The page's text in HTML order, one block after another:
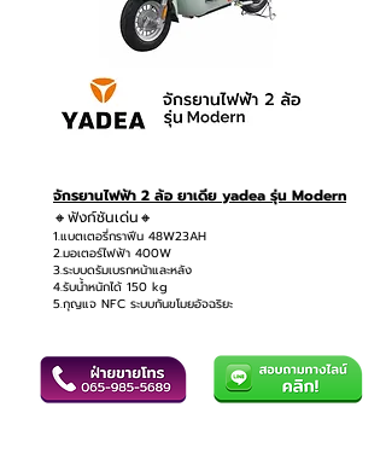
จักรยานไฟฟ้า 2 ล้อ ยาเดีย yadea รุ่น Modern
🔸ฟังก์ชันเด่น🔸
1.แบตเตอรี่กราฟีน 48W23AH
2.มอเตอร์ไฟฟ้า 400W
3.ระบบดรัมเบรกหน้าและหลัง
4.รับน้ำหนักได้ 150 kg
5.กุญแจ NFC ระบบกันขโมยอัจฉริยะ